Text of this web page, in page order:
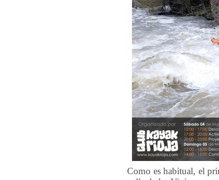
Como es habitual, el